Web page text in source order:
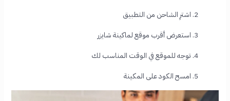
2. اشترِ الشاحن من التطبيق
3. استعرض أقرب موقع لماكينة شايزر
4. توجه للموقع في الوقت المناسب لك
5. امسح الكود على المكينة